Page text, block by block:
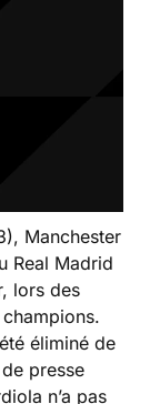
Manchester
Real Madrid
lors des
éliminé de
presse
n’a pas